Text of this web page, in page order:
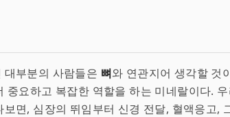
대부분의 사람들은 뼈와 연관지어 생각할
중요하고 복잡한 역할을 하는 미네랄이다.
보면, 심장의 뛰임부터 신경 전달, 혈액응고,